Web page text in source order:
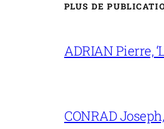
PLUS DE
ADRIAN Pierre,
CONRAD